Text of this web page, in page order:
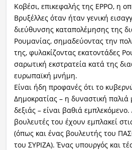
Κοβέσι, επικεφαλής της EPPO, η
Βρυξέλλες όταν ήταν γενική
διεύθυνσης καταπολέμησης της
Ρουμανίας, σημαδεύοντας την
της, φυλακίζοντας εκατοντάδες
σαρωτική εκστρατεία κατά της
ευρωπαϊκή μνήμη.
Είναι ήδη προφανές ότι το
Δημοκρατίας – η δυναστική παλιά
δεξιάς – είναι βαθιά
βουλευτές του έχουν εμπλακεί
(όπως και ένας βουλευτής του
του ΣΥΡΙΖΑ). Ένας υπουργός και